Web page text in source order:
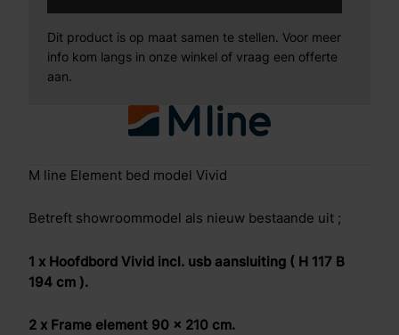
Dit product is op maat samen te stellen. Voor meer
info kom langs in onze winkel of vraag een offerte
aan.
M line Element bed model Vivid
Betreft showroommodel als nieuw bestaande uit ;
1 x Hoofdbord Vivid incl. usb aansluiting ( H 117 B
194 cm ).
2 x Frame element 90 x 210 cm.